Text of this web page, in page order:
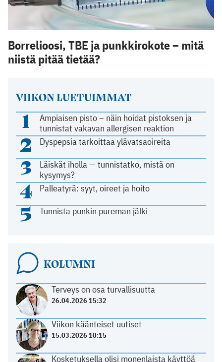
VIIKON LUETUIMMAT
1
Ampiaisen pisto – näin hoidat pistoksen ja
tunnistat vakavan allergisen reaktion
2 Dyspepsia tarkoittaa ylävatsaoireita
3
Läiskät iholla — tunnistatko, mistä on
kysymys?
4 Palleatyrä: syyt, oireet ja hoito
5 Tunnista punkin pureman jälki
KOLUMNI
Terveys on osa turvallisuutta
26.04.2026 15:32
Viikon käänteiset uutiset
15.03.2026 10:15
Kosketuksella olisi monenlaista käyttöä
Borrelioosi, TBE ja punkkirokote – mitä
niistä pitää tietää?